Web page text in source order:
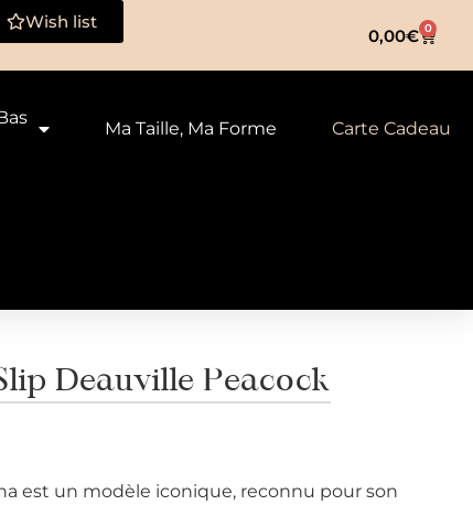
Wish list
0,00€ 0
Ma Taille, Ma Forme Carte Cadeau
Deauville Peacock
est un modèle iconique, reconnu pour son